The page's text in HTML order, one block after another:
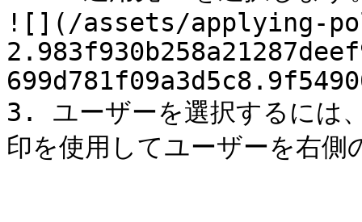
![](/assets/applying-
3. ユーザーを選択するには
印を使用してユーザーを右側